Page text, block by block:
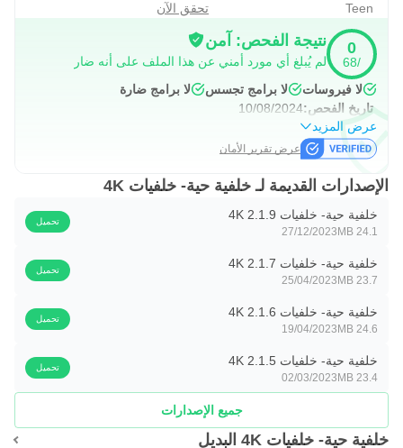
الشائعة.
المفضلة👉
- اجمع كل الخلفيات عالية الدقة الموضوعة تحت سقف واحد مما
يسهل رؤيتها.
مشاركة وتنزيل👉
- يمكنك تعيين خلفية بنقرة واحدة فقط. لا داعي للتردد لفتح
معرض والعثور على الصور.
- يمكنك الاختيار بين 4K ونسخة Full HD للصورة لحفظها في
هاتفك.
التصنيفات👉
- يحتوي تطبيقنا على خيار فئة مختلف للعثور على خلفية ذات صلة
ونحن نقوم بتحديث الفئة باستمرار.
بحث👉
- سيساعدك نظام البحث في العثور على الخلفية التي تريد إعدادها
Teen
تحقق الآن
0
/68
نتيجة الفحص: آمن
لم يُبلغ أي مورد أمني عن هذا الملف على أنه ضار
لا فيروسات
لا برامج تجسس
لا برامج ضارة
تاريخ الفحص:10/08/2024
عرض المزيد
عرض تقرير الأمان
الإصدارات القديمة لـ خلفية حية- خلفيات 4K
خلفية حية- خلفيات 4K 2.1.9
24.1 MB
27/12/2023
تحميل
خلفية حية- خلفيات 4K 2.1.7
23.7 MB
25/04/2023
تحميل
خلفية حية- خلفيات 4K 2.1.6
24.6 MB
19/04/2023
تحميل
خلفية حية- خلفيات 4K 2.1.5
23.4 MB
02/03/2023
تحميل
جميع الإصدارات
خلفية حية- خلفيات 4K البديل